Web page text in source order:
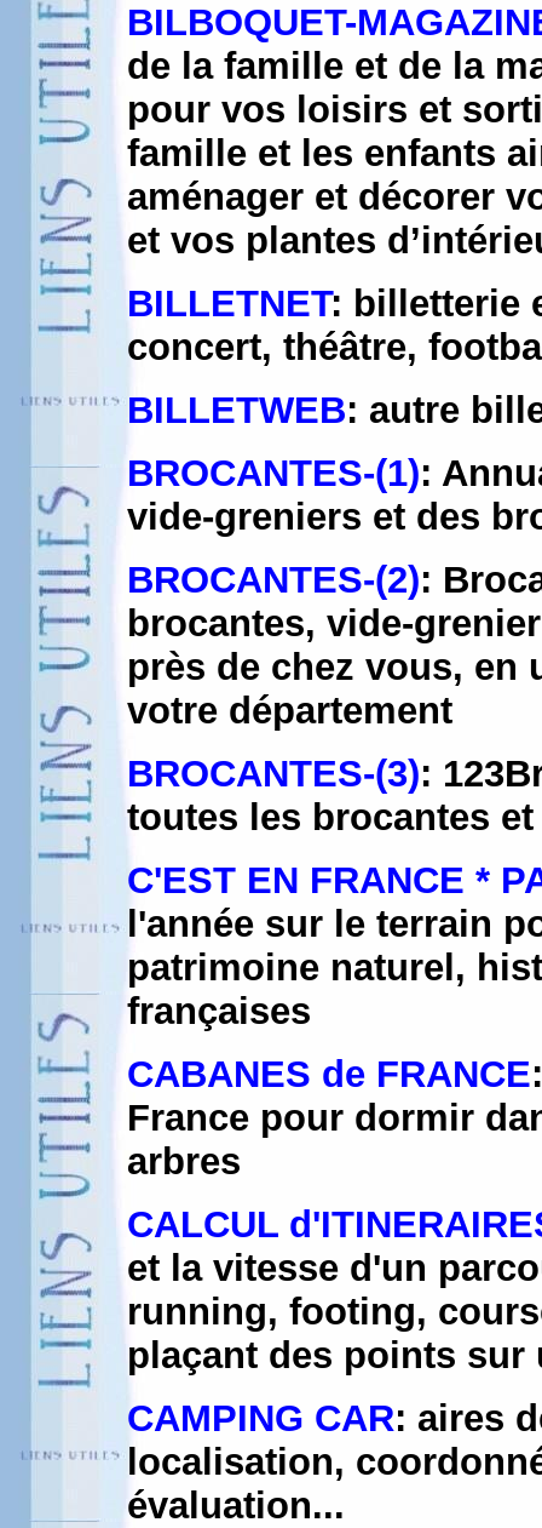
BILBOQUET-
de la famille et de la
pour vos loisirs et
famille et les enfants
aménager et décorer
et vos plantes
BILLETNET: billetterie
concert, théâtre,
BILLETWEB: autre
BROCANTES-(1):
vide-greniers et des
BROCANTES-(2):
brocantes, vide-
près de chez vous, en
votre département
BROCANTES-(3):
toutes les brocantes
C'EST EN FRANCE *
l'année sur le terrain
patrimoine naturel,
françaises
CABANES de FRANCE
France pour dormir
arbres
CALCUL
et la vitesse d'un
running, footing,
plaçant des points sur
CAMPING CAR: aires
localisation,
évaluation...